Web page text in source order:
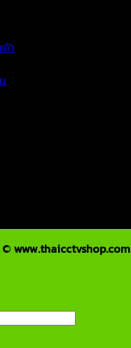
า
© www.thaicctvshop.com